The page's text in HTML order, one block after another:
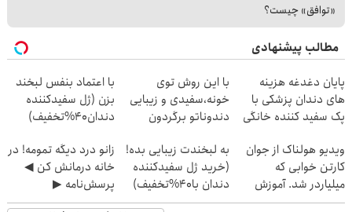
«توافق» چیست؟
مطالب پیشنهادی
پایان دغدغه هزینه
های دندان پزشکی با
پک سفید کننده خانگی
با این روش توی
خونه،سفیدی و زیبایی
دندوناتو برگردون
با اعتماد بنفس لبخند
بزن (ژل سفیدکننده
دندان40%تخفیف)
ویدیو هولناک از جوان
کارتن خوابی که
میلیاردر شد. آموزش
رایگان
به لبخندت زیبایی بده!
(خرید ژل سفیدکننده
دندان با40%تخفیف)
زانو درد دیگه تمومه! در
خانه درمانش کن ◀
پرسش‌نامه ▶